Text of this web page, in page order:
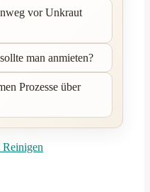
vor Unkraut
man anmieten?
Prozesse über